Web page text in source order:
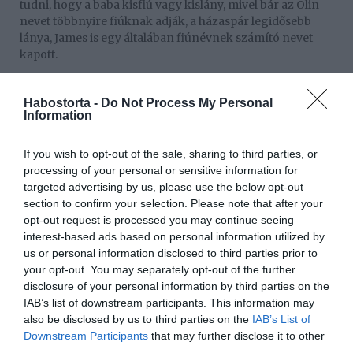
Habostorta - Do Not Process My Personal
Information
If you wish to opt-out of the sale, sharing to third parties, or
processing of your personal or sensitive information for
targeted advertising by us, please use the below opt-out
section to confirm your selection. Please note that after your
opt-out request is processed you may continue seeing
interest-based ads based on personal information utilized by
us or personal information disclosed to third parties prior to
your opt-out. You may separately opt-out of the further
disclosure of your personal information by third parties on the
IAB’s list of downstream participants. This information may
also be disclosed by us to third parties on the IAB’s List of
Downstream Participants that may further disclose it to other
tudni, hogy a baba kisfiú vagy kislány, mivel bár az Olin
nevet többnyire fiúknak adják, a házaspár legidősebb
lánya, James is egy általában fiúnévnek számító nevet
kapott.
Ryan Reynolds most Instagram-posztjában árulta el,
Szeretném megosztani veled, hogy nekem is van egy
fiam, és ha tizedannyira szeretem őt, mint te a te fiadat,
akkor úgy érzem, hogy rohadt jó munkát végeztem
– fogalmazott videójában a színész, aki saját focicsapata,
az angol Wrexham egyik szurkolójával szerepelt, aki
elvesztette elsőszülött fiát, és most a mentális egészség
önkéntes nagyköveteként tevékenykedik.
Blake Lively és Ryan Reynolds kisfiuk mellett három lány
szülei: James 9 éves, Inez 7, Betty pedig 4.